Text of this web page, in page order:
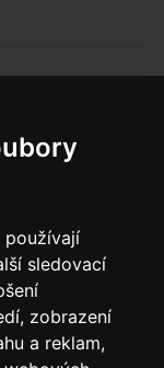
používají
sledovací
zobrazení
a reklam,